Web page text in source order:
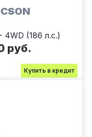
4WD (186 л.с.)
руб.
Купить в кредит